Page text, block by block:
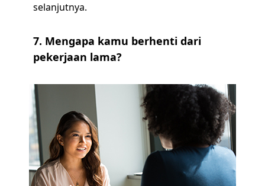
selanjutnya.
7. Mengapa kamu berhenti dari
pekerjaan lama?